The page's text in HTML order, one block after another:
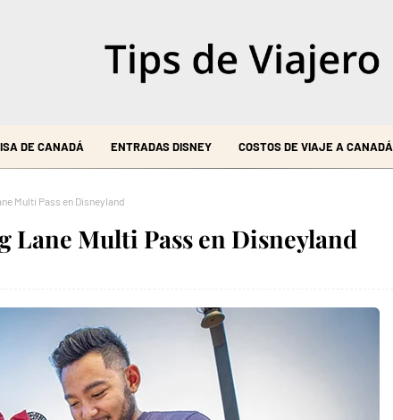
DE CANADÁ ENTRADAS DISNEY COSTOS DE VIAJE A CANADÁ
Multi Pass en Disneyland
Lane Multi Pass en Disneyland